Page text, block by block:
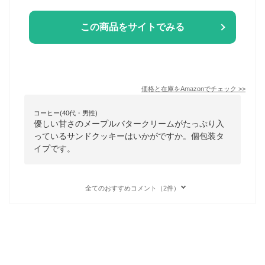
この商品をサイトでみる
価格と在庫をAmazonでチェック >>
コーヒー(40代・男性)
優しい甘さのメープルバタークリームがたっぷり入
っているサンドクッキーはいかがですか。個包装タ
イプです。
全てのおすすめコメント（2件）